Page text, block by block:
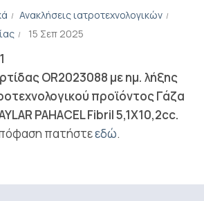
Ανακλήσεις ιατροτεχνολογικών
15 Σεπ 2025
OR2023088 με ημ. λήξης
προϊόντος Γάζα
PAHACEL Fibril 5,1X10,2cc.
πατήστεεδώ.